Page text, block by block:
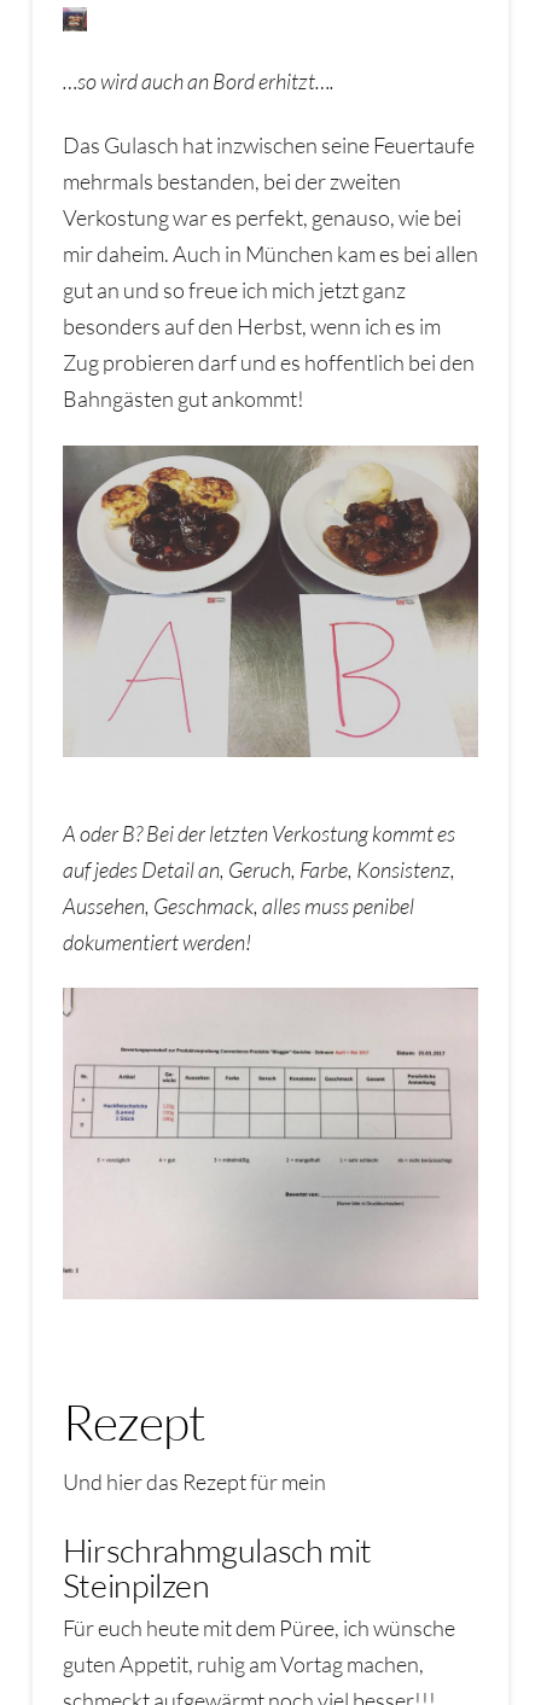
…so wird auch an Bord erhitzt….
Das Gulasch hat inzwischen seine Feuertaufe
mehrmals bestanden, bei der zweiten
Verkostung war es perfekt, genauso, wie bei
mir daheim. Auch in München kam es bei allen
gut an und so freue ich mich jetzt ganz
besonders auf den Herbst, wenn ich es im
Zug probieren darf und es hoffentlich bei den
Bahngästen gut ankommt!
A oder B? Bei der letzten Verkostung kommt es
auf jedes Detail an, Geruch, Farbe, Konsistenz,
Aussehen, Geschmack, alles muss penibel
dokumentiert werden!
Rezept
Und hier das Rezept für mein
Hirschrahmgulasch mit
Steinpilzen
Für euch heute mit dem Püree, ich wünsche
guten Appetit, ruhig am Vortag machen,